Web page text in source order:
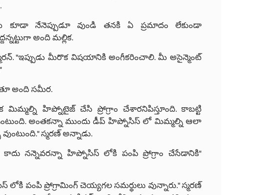
కూడా నేనెప్పుడూ వుండి తనకి ఏ ప్రమాదం లేకుండా
అంది మల్లిక.
"ఇప్పుడు మీరొక విషయానికి అంగీకరించాలి. మీ అసైన్మెంట్
అంది సమీర.
హిప్నోటైజ్ చేసి ప్రోగ్రాం చేశారనిపిస్తూంది. కాబట్టి
అంతకన్నా ముందు డీప్ హిప్నోసిస్ లో మిమ్మల్ని ఆలా
స్మరణ్ అన్నాడు.
నన్నెవరన్నా హిప్నోసిస్ లోకి పంపి ప్రోగ్రాం చేసేడానికి"
పంపి ప్రోగ్రామింగ్ చెయ్యగల సమర్థులు వున్నారు." స్మరణ్